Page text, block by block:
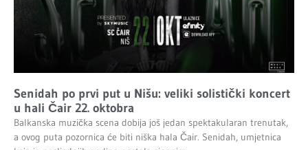
Senidah po prvi put u Nišu: veliki solistički koncert
u hali Čair 22. oktobra
Balkanska muzička scena dobija još jedan spektakularan trenutak,
a ovog puta pozornica će biti niška hala Čair. Senidah, umjetnica